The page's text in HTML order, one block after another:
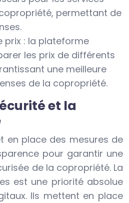
permettant de
prix : la plateforme
les prix de différents
une meilleure
de la copropriété.
et la
en place des mesures de
pour garantir une
de la copropriété. La
est une priorité absolue
Ils mettent en place